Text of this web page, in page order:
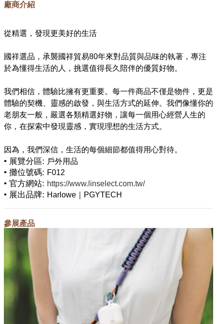
廠商介紹
從精選，發現更美好的生活​
國祥選品，承襲國祥貿易80年來對品質與品味的執著，專注
於為懂得生活的人，挑選值得長久陪伴的優質好物。​
我們相信，體驗比擁有更重要。每一件商品不僅是物件，更是
體驗的契機、靈感的啟發，與生活方式的延伸。我們像懂你的
老朋友一般，嚴選各類精選好物，讓每一個用心經營人生的
你，在探索中發現靈感，實現理想的生活方式。​
• 展覽分區: 戶外用品
• 攤位號碼: F012
• 官方網站: https://www.linselect.com.tw/
• 展出品牌: Harlowe｜PGYTECH
參展產品